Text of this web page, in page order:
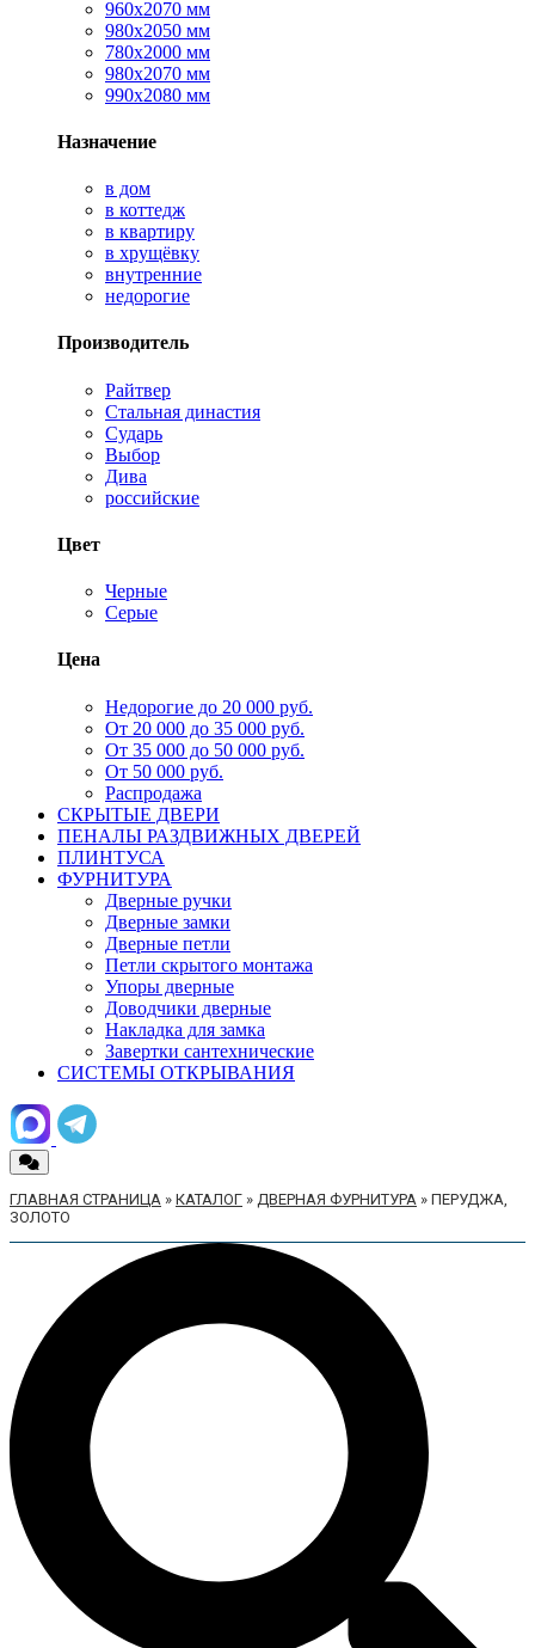
960х2070 мм
980х2050 мм
780х2000 мм
980х2070 мм
990х2080 мм
Назначение
в дом
в коттедж
в квартиру
в хрущёвку
внутренние
недорогие
Производитель
Райтвер
Стальная династия
Сударь
Выбор
Дива
российские
Цвет
Черные
Серые
Цена
Недорогие до 20 000 руб.
От 20 000 до 35 000 руб.
От 35 000 до 50 000 руб.
От 50 000 руб.
Распродажа
СКРЫТЫЕ ДВЕРИ
ПЕНАЛЫ РАЗДВИЖНЫХ ДВЕРЕЙ
ПЛИНТУСА
ФУРНИТУРА
Дверные ручки
Дверные замки
Дверные петли
Петли скрытого монтажа
Упоры дверные
Доводчики дверные
Накладка для замка
Завертки сантехнические
СИСТЕМЫ ОТКРЫВАНИЯ
ГЛАВНАЯ СТРАНИЦА » КАТАЛОГ » ДВЕРНАЯ ФУРНИТУРА » ПЕРУДЖА,
ЗОЛОТО